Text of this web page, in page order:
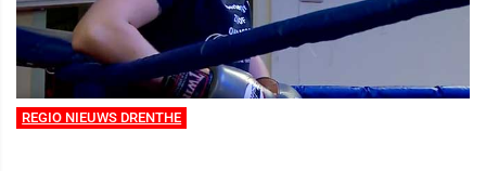
REGIO NIEUWS DRENTHE